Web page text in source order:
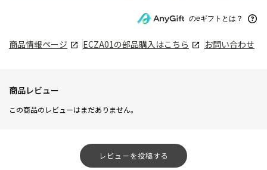
のeギフトとは？
商品情報ページ ECZA01の部品購入はこちら お問い合わせ
商品レビュー
この商品のレビューはまだありません。
レビューを投稿する